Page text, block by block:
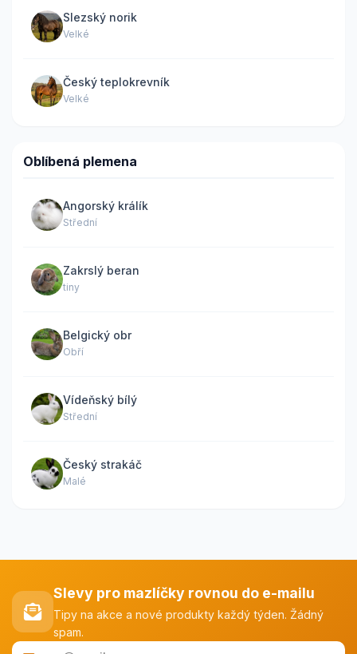
Slezský norik
Velké
Český teplokrevník
Velké
Oblíbená plemena
Angorský králík
Střední
Zakrslý beran
tiny
Belgický obr
Obří
Vídeňský bílý
Střední
Český strakáč
Malé
Slevy pro mazlíčky rovnou do e-mailu
Tipy na akce a nové produkty každý týden. Žádný
spam.